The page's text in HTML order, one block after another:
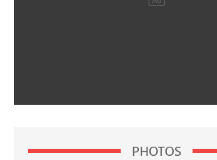
PHOTOS